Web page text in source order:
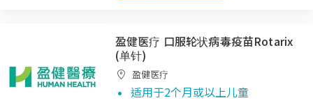
盈健医疗 口服轮状病毒疫苗Rotarix
(单针)
盈健医疗
适用于2个月或以上儿童